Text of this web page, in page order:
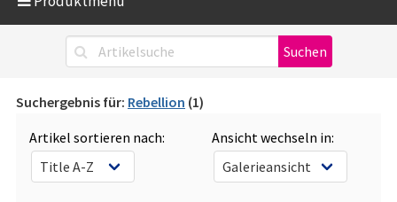
Suchergebnis für: Rebellion (1)
Artikel sortieren nach:
Ansicht wechseln in: